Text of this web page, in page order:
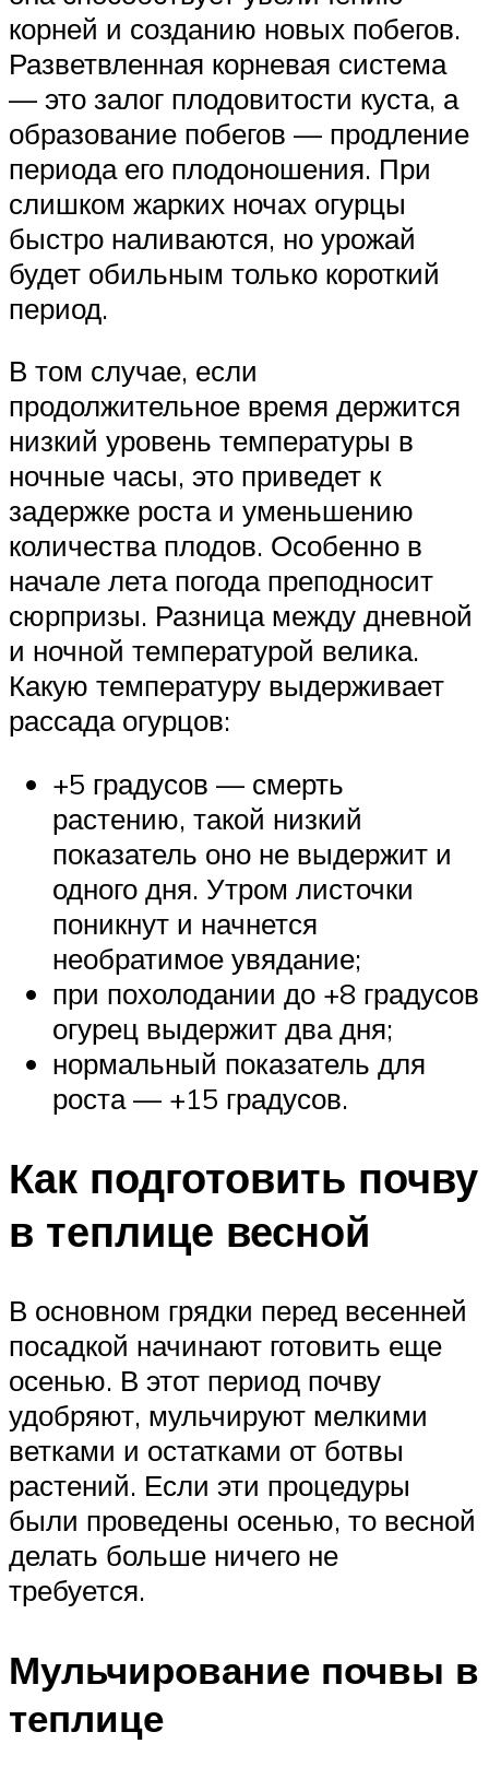
корней и созданию новых побегов.
Разветвленная корневая система
— это залог плодовитости куста, а
образование побегов — продление
периода его плодоношения. При
слишком жарких ночах огурцы
быстро наливаются, но урожай
будет обильным только короткий
период.
В том случае, если
продолжительное время держится
низкий уровень температуры в
ночные часы, это приведет к
задержке роста и уменьшению
количества плодов. Особенно в
начале лета погода преподносит
сюрпризы. Разница между дневной
и ночной температурой велика.
Какую температуру выдерживает
рассада огурцов:
+5 градусов — смерть
растению, такой низкий
показатель оно не выдержит и
одного дня. Утром листочки
поникнут и начнется
необратимое увядание;
при похолодании до +8 градусов
огурец выдержит два дня;
нормальный показатель для
роста — +15 градусов.
Как подготовить почву
в теплице весной
В основном грядки перед весенней
посадкой начинают готовить еще
осенью. В этот период почву
удобряют, мульчируют мелкими
ветками и остатками от ботвы
растений. Если эти процедуры
были проведены осенью, то весной
делать больше ничего не
требуется.
Мульчирование почвы в
теплице